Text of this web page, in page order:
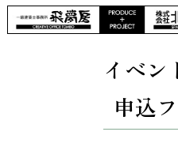
イベン
申込